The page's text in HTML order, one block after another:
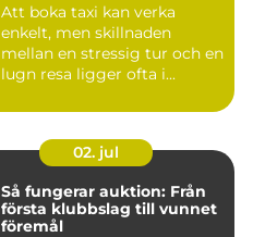
Att boka taxi kan verka
enkelt, men skillnaden
mellan en stressig tur och en
lugn resa ligger ofta i...
02. jul
Så fungerar auktion: Från
första klubbslag till vunnet
föremål